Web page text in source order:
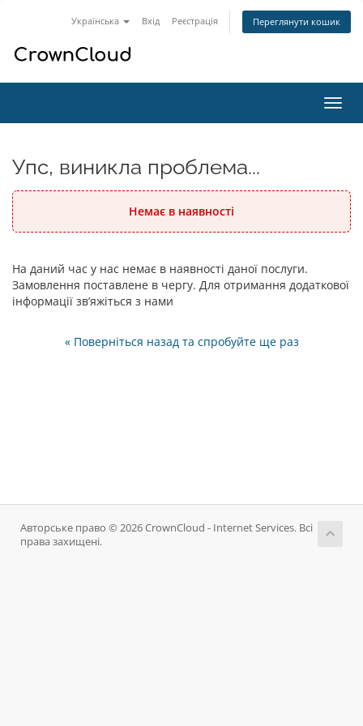
Українська Вхід Реєстрація Переглянути кошик
Упс, виникла проблема...
Немає в наявності
На даний час у нас немає в наявності даної послуги.
Замовлення поставлене в чергу. Для отримання додаткової
інформації зв’яжіться з нами
« Поверніться назад та спробуйте ще раз
Авторське право © 2026 CrownCloud - Internet Services. Всі
права захищені.